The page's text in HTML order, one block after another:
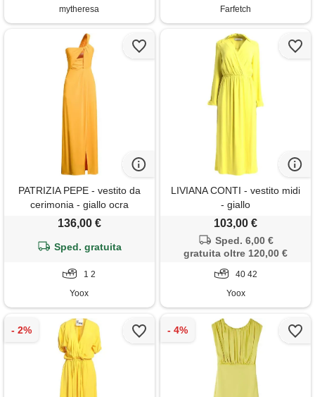
mytheresa Farfetch
PATRIZIA PEPE - vestito da
cerimonia - giallo ocra
136,00 €
Sped. gratuita
1 2
Yoox
LIVIANA CONTI - vestito midi
- giallo
103,00 €
Sped. 6,00 €
gratuita oltre 120,00 €
40 42
Yoox